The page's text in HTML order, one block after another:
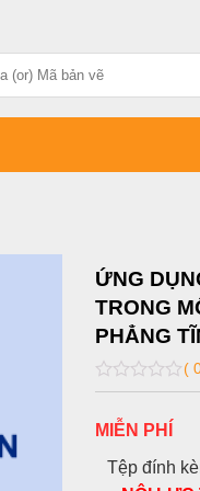
ỨNG
TRONG
PHẲNG
0
of
(
MIỄN PHÍ
Tệp đính